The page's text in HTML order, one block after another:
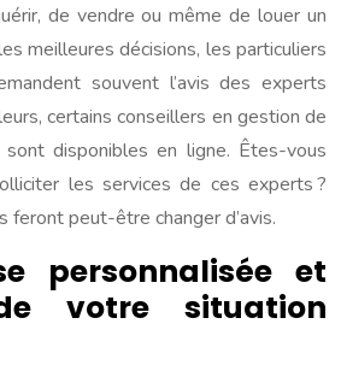
de vendre ou même de louer un
meilleures décisions, les particuliers
souvent l’avis des experts
certains conseillers en gestion de
sont disponibles en ligne. Êtes-vous
les services de ces experts ?
feront peut-être changer d’avis.
personnalisée et
votre situation